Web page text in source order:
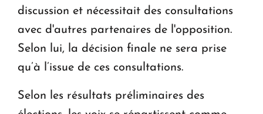
discussion et nécessitait des consultations
avec d'autres partenaires de l'opposition.
Selon lui, la décision finale ne sera prise
qu’à l’issue de ces consultations.
Selon les résultats préliminaires des